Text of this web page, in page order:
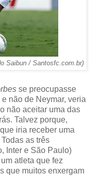
Saibun / Santosfc.com.br)
se preocupasse
não de Neymar, veria
não aceitar uma das
Talvez porque,
iria receber uma
as três
Inter e São Paulo)
atleta que fez
que muitos enxergam